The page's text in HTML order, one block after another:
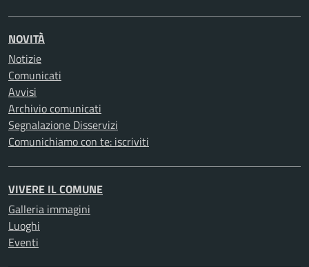
NOVITÀ
Notizie
Comunicati
Avvisi
Archivio comunicati
Segnalazione Disservizi
Comunichiamo con te: iscriviti
VIVERE IL COMUNE
Galleria immagini
Luoghi
Eventi